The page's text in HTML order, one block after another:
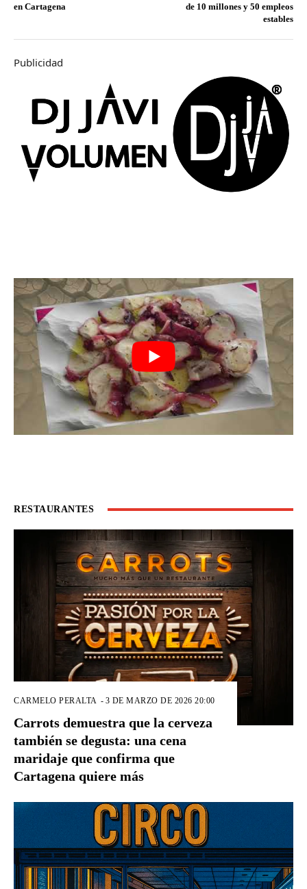
en Cartagena
de 10 millones y 50 empleos
estables
Publicidad
RESTAURANTES
CARMELO PERALTA - 3 DE MARZO DE 2026 20:00
Carrots demuestra que la cerveza
también se degusta: una cena
maridaje que confirma que
Cartagena quiere más